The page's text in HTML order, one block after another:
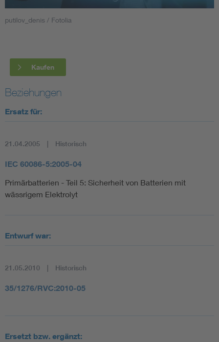
Smart Cities
Blitzschutz: DIN EN 62305 in der Übersicht
Circular Economy für mehr Ressourceneffizienz
Elektrofachkraft (EFK)
putilov_denis / Fotolia
Kaufen
Beziehungen
Ersatz für:
21.04.2005 Historisch
IEC 60086-5:2005-04
Primärbatterien - Teil 5: Sicherheit von Batterien mit
wässrigem Elektrolyt
Entwurf war:
21.05.2010 Historisch
35/1276/RVC:2010-05
Ersetzt bzw. ergänzt: